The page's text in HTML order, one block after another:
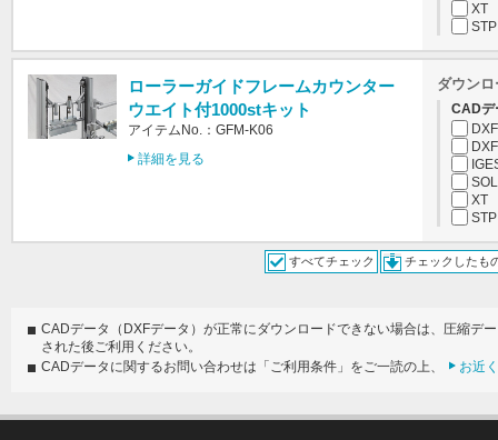
XT
STP
ローラーガイドフレームカウンター
ウエイト付1000stキット
アイテムNo.：GFM-K06
詳細を見る
ダウンロ
CADデ
DXF
XT
STP
すべてチェック チェックしたも
CADデータ（DXFデータ）が正常にダウンロードできない場合は、圧縮デ
された後ご利用ください。
CADデータに関するお問い合わせは「ご利用条件」をご一読の上、
お近